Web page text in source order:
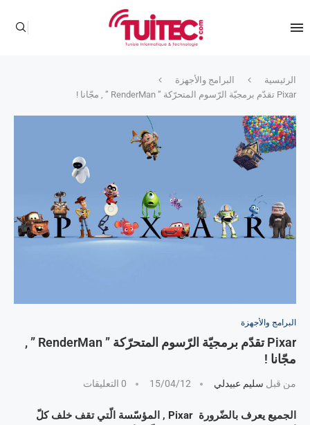
الرئيسية
البرامج والأجهزة
Pixar تقدّم برمجيّة الرّسوم المتحرّكة ” RenderMan ” , مجّانا !
البرامج والأجهزة
Pixar تقدّم برمجيّة الرّسوم المتحرّكة ” RenderMan ” ,
مجّانا !
من قبل سليم عبيدلي 15/04/12 0 التعليقات
الجميع يعرف بالضّرورة Pixar , المؤسّسة الّتي تقف خلف كلّ